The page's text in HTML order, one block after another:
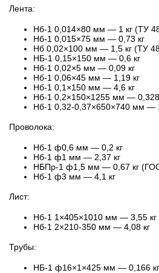
Лента:
Нб-1 0,014×80 мм — 1 кг (ТУ
Нб-1 0,015×75 мм — 0,73 кг
Нб 0,02×100 мм — 1,5 кг (ТУ
НБ-1 0,15×150 мм — 0,6 кг
Нб-1 0,02×5 мм — 0,09 кг
Нб-1 0,06×45 мм — 1,19 кг
Нб-1 0,1×150 мм — 4,6 кг
Нб-1 0,2×150×1255 мм — 0,328
Нб-1 0,32-0,37×650×740 мм —
Проволока:
Нб-1 ф0,6 мм — 0,2 кг
Нб-1 ф1 мм — 2,37 кг
НБПр-1 ф1,5 мм — 0,67 кг
Нб-1 ф3 мм — 4,1 кг
Лист:
Нб-1 1×405×1010 мм — 3,55
Нб-1 2×210-350 мм — 4,08 кг
Трубы:
НБ-1 ф16×1×425 мм — 0,166 кг